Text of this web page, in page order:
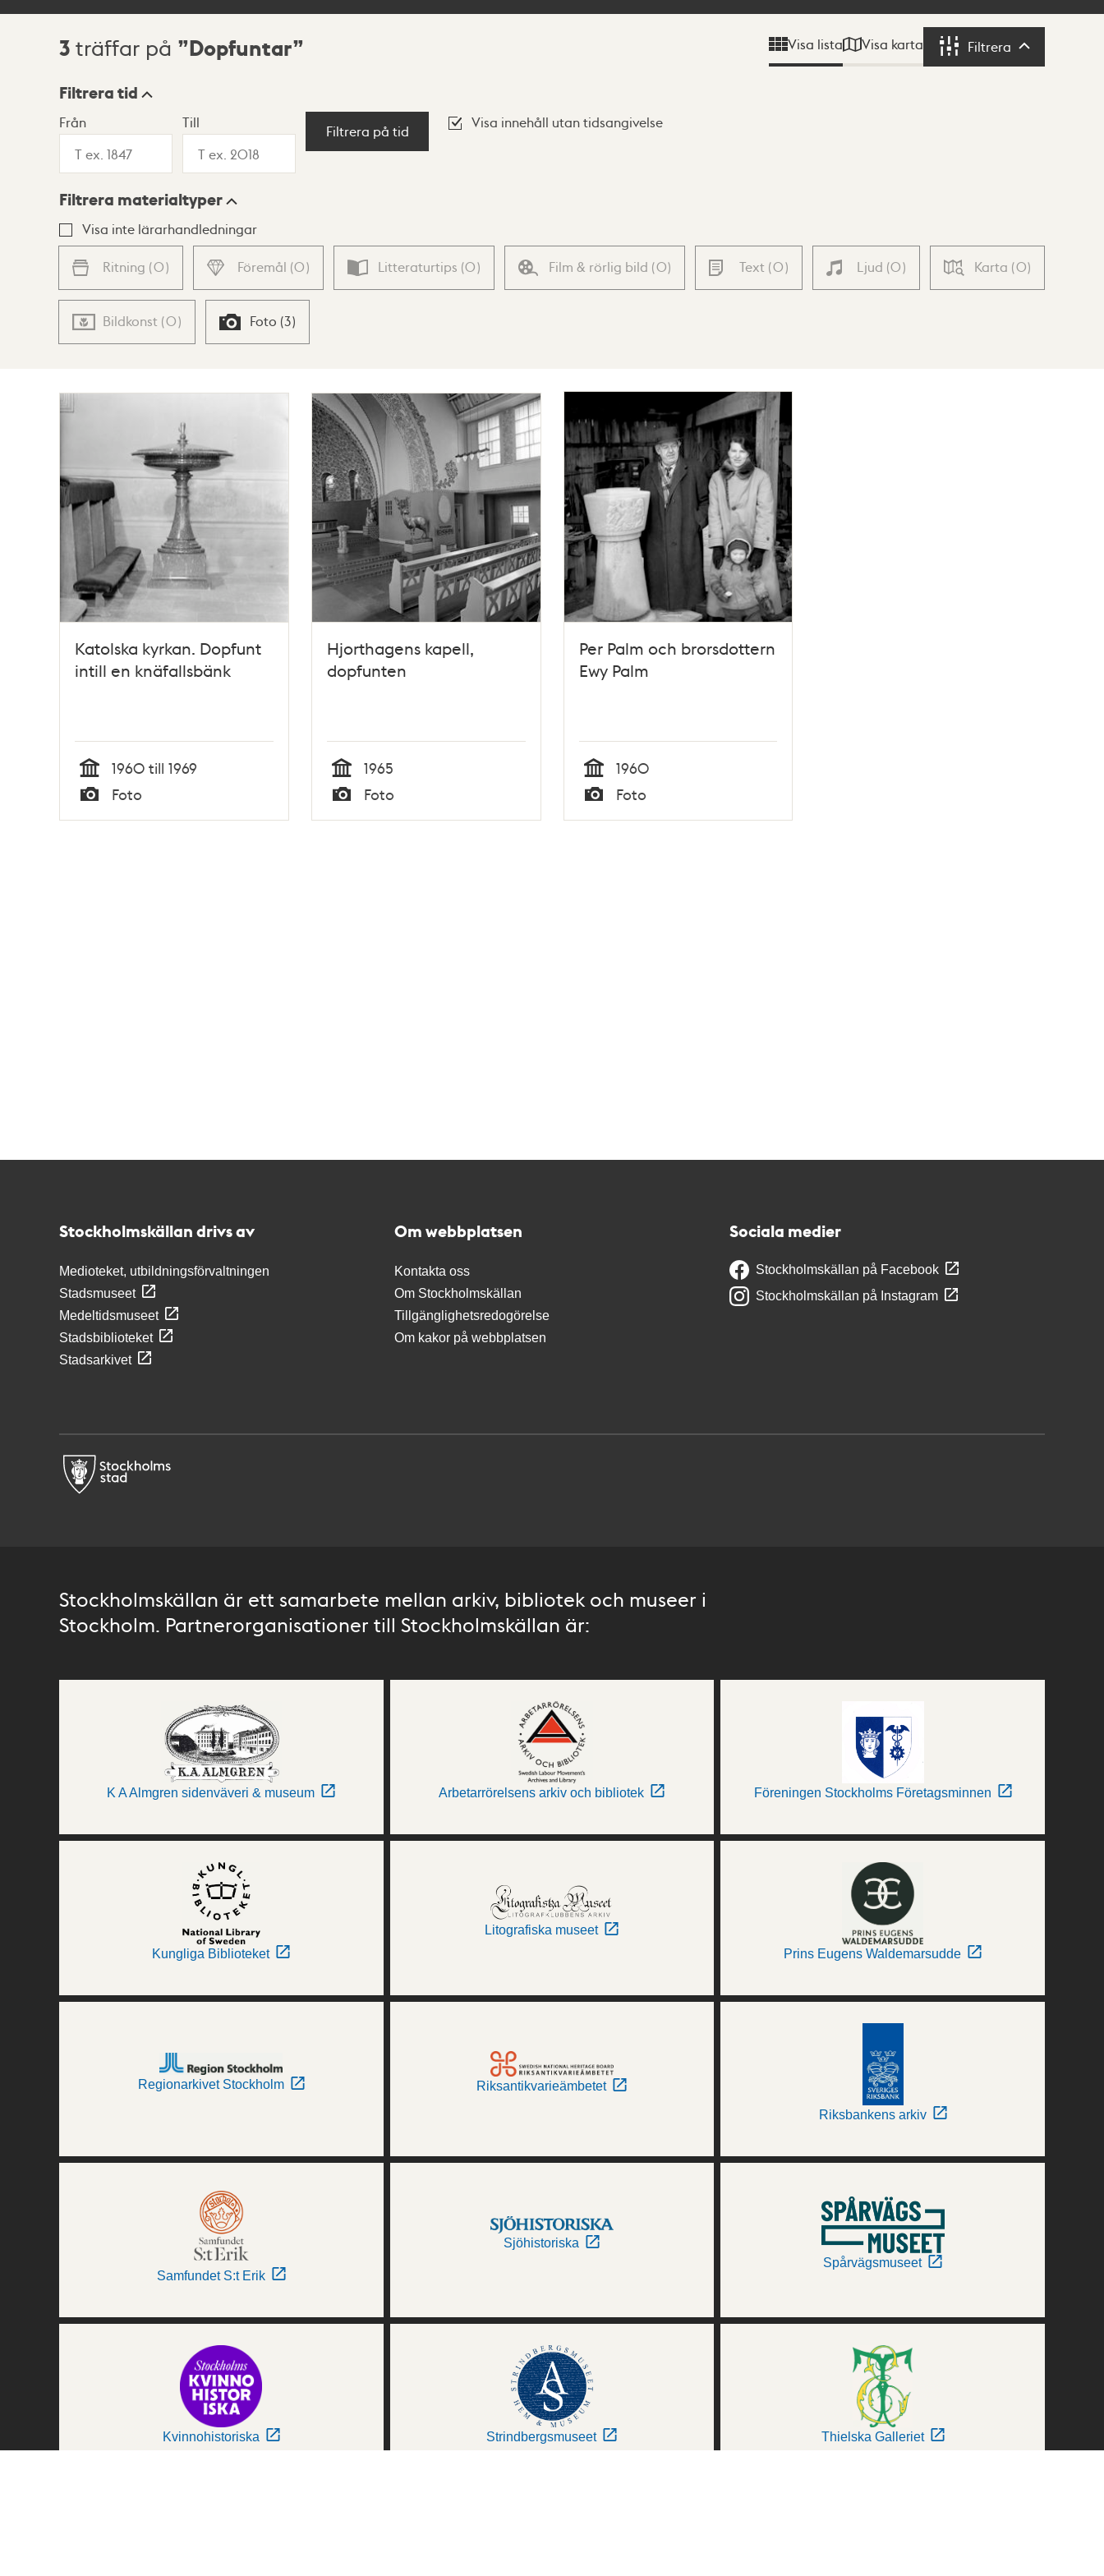
Sökresultat
3 träffar på Dopfuntar Visa lista Visa karta Filtrera Filtrera
Visningsläge
Lista Karta
Filtrera tid
Från Till
Filtrera på tid
Visa innehåll utan tidsangivelse
Filtrera materialtyper
Visa inte lärarhandledningar
Ritning (0) Föremål (0) Litteraturtips (0) Film & rörlig bild (0) Text (0) Ljud (0) Karta (0)
Bildkonst (0) Foto (3)
Katolska kyrkan. Dopfunt
intill en knäfallsbänk
Tid
1960 till 1969
Typ
Foto
Hjorthagens kapell,
dopfunten
Tid
1965
Typ
Foto
Per Palm och brorsdottern
Ewy Palm
Tid
1960
Typ
Foto
Stockholmskällan drivs av
Medioteket, utbildningsförvaltningen
Stadsmuseet
Medeltidsmuseet
Stadsbiblioteket
Stadsarkivet
Om webbplatsen
Kontakta oss
Om Stockholmskällan
Tillgänglighetsredogörelse
Om kakor på webbplatsen
Sociala medier
Stockholmskällan på Facebook
Stockholmskällan på Instagram
Stockholmskällan är ett samarbete mellan arkiv, bibliotek och museer i
Stockholm. Partnerorganisationer till Stockholmskällan är:
K A Almgren sidenväveri & museum Arbetarrörelsens arkiv och bibliotek Föreningen Stockholms Företagsminnen
Kungliga Biblioteket
Litografiska museet
Prins Eugens Waldemarsudde
Regionarkivet Stockholm Riksantikvarieämbetet
Riksbankens arkiv
Samfundet S:t Erik
Sjöhistoriska
Spårvägsmuseet
Kvinnohistoriska Strindbergsmuseet Thielska Galleriet